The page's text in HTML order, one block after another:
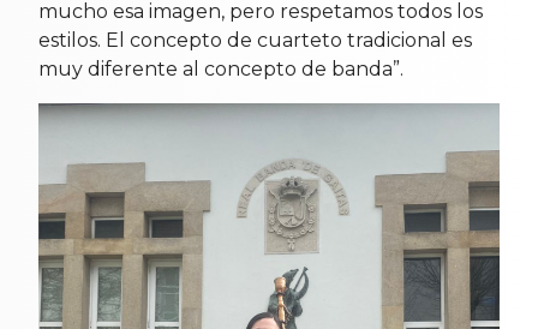
mucho esa imagen, pero respetamos todos los
estilos. El concepto de cuarteto tradicional es
muy diferente al concepto de banda”.